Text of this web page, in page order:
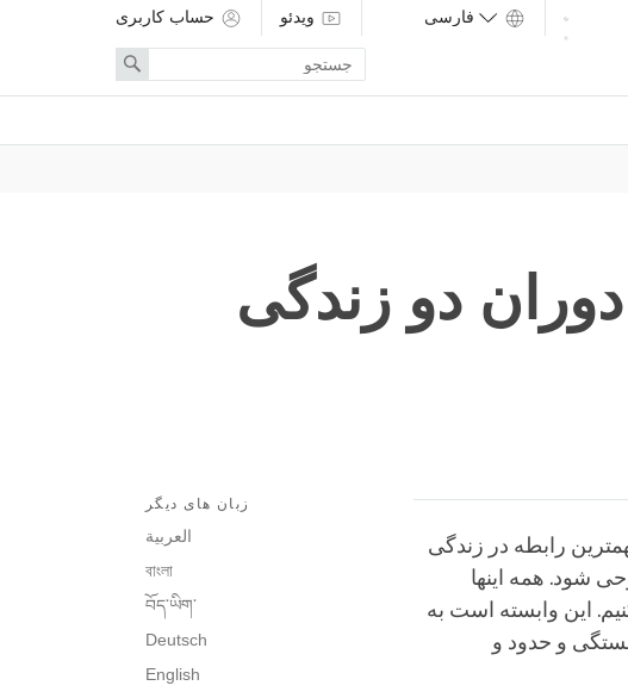
ویدئو حساب کاربری
search
term
Search
دو زندگی
زبان های دیگر
العربية
বাংলা
བོད་ཡིག་
Deutsch
English
رابطه در زندگی
شود. همه اینها
این وابسته است به
و حدود و